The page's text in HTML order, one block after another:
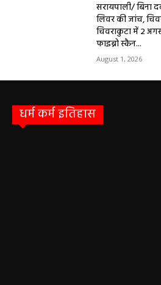
सरायपाली/ बिना
लिवर की जांच,
चिवराकुटा में 2
फाइब्रो स्कैन...
August 1, 2026
धर्म कर्म इतिहास